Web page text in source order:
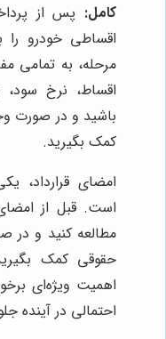
کامل: پس از
اقساطی خودرو را
مرحله، به تمامی
اقساط، نرخ سود،
باشید و در صورت
کمک بگیرید.
امضای قرارداد،
است. قبل از
مطالعه کنید و در
حقوقی کمک
اهمیت ویژه‌ای
احتمالی در آینده